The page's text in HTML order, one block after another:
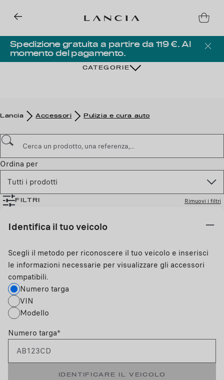
Spedizione gratuita a partire da 119 €. Al
momento del pagamento.
CATEGORIE
Lancia Accessori Pulizia e cura auto
Ordina per
Tutti i prodotti
FILTRI Rimuovi i filtri
Identifica il tuo veicolo
Scegli il metodo per riconoscere il tuo veicolo e inserisci
le informazioni necessarie per visualizzare gli accessori
compatibili.
Numero targa
Modello
VIN
Numero targa*
IDENTIFICARE IL VEICOLO